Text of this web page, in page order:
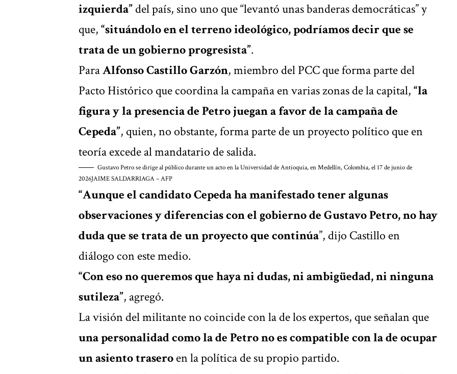
izquierda”del país, sino uno que “levantó unas banderas democráticas” y
que,“situándolo en el terreno ideológico, podríamos decir que se
trata de un gobierno progresista”.
ParaAlfonso Castillo Garzón, miembro del PCC que forma parte del
Pacto Histórico que coordina la campaña en varias zonas de la capital,“la
figura y la presencia de Petro juegan a favor de la campaña de
Cepeda”, quien, no obstante, forma parte de un proyecto político que en
teoría excede al mandatario de salida.
Gustavo Petro se dirige al público durante un acto en la Universidad de Antioquia, en Medellín, Colombia, el 17 de junio de
2026JAIME SALDARRIAGA – AFP
“Aunque el candidato Cepeda ha manifestado tener algunas
observaciones y diferencias con el gobierno de Gustavo Petro, no hay
duda que se trata de un proyecto que continúa”, dijo Castillo en
diálogo con este medio.
“Con eso no queremos que haya ni dudas, ni ambigüedad, ni ninguna
sutileza”, agregó.
La visión del militante no coincide con la de los expertos, que señalan que
una personalidad como la de Petro no es compatible con la de ocupar
un asiento traseroen la política de su propio partido.